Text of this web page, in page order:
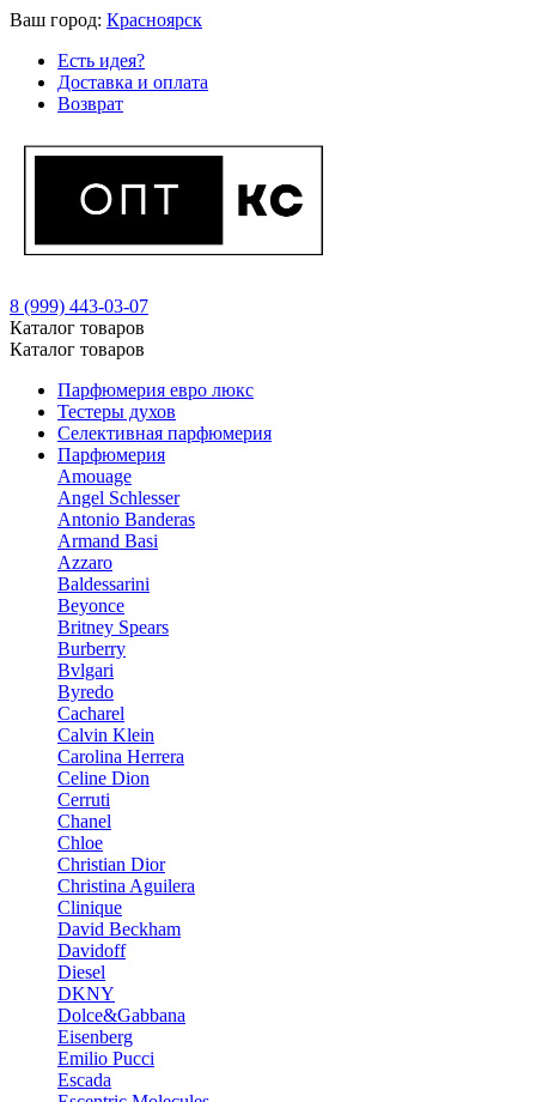
Ваш город: Красноярск
Есть идея?
Доставка и оплата
Возврат
8 (999) 443-03-07
Каталог товаров
Каталог товаров
Парфюмерия евро люкс
Тестеры духов
Селективная парфюмерия
Парфюмерия
Amouage
Angel Schlesser
Antonio Banderas
Armand Basi
Azzaro
Baldessarini
Beyonce
Britney Spears
Burberry
Bvlgari
Byredo
Cacharel
Calvin Klein
Carolina Herrera
Celine Dion
Cerruti
Chanel
Chloe
Christian Dior
Christina Aguilera
Clinique
David Beckham
Davidoff
Diesel
DKNY
Dolce&Gabbana
Eisenberg
Emilio Pucci
Escada